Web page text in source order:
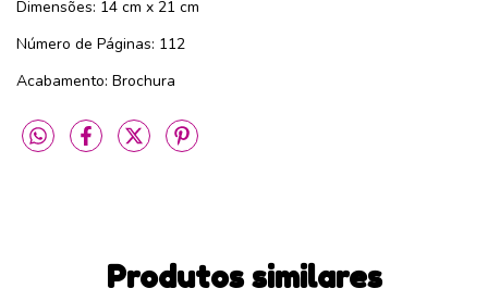
Dimensões: 14 cm x 21 cm
Número de Páginas: 112
Acabamento: Brochura
Produtos similares